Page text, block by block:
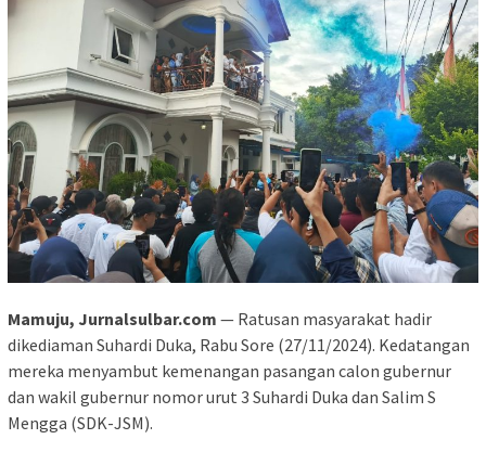
Mamuju, Jurnalsulbar.com — Ratusan masyarakat hadir
dikediaman Suhardi Duka, Rabu Sore (27/11/2024). Kedatangan
mereka menyambut kemenangan pasangan calon gubernur
dan wakil gubernur nomor urut 3 Suhardi Duka dan Salim S
Mengga (SDK-JSM).